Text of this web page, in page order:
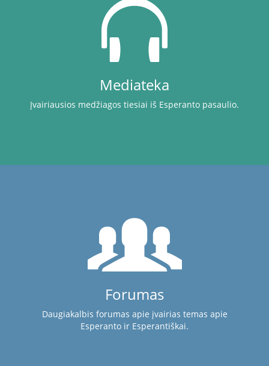
Mediateka
Įvairiausios medžiagos tiesiai iš Esperanto pasaulio.
Forumas
Daugiakalbis forumas apie įvairias temas apie
Esperanto ir Esperantiškai.